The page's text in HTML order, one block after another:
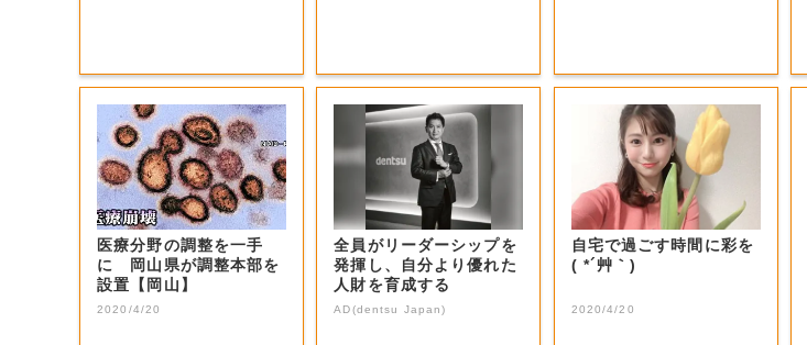
医療分野の調整を一手
に 岡山県が調整本部を
設置【岡山】
2020/4/20
全員がリーダーシップを
発揮し、自分より優れた
人財を育成する
AD(dentsu Japan)
自宅で過ごす時間に彩を
( *´艸｀)
2020/4/20